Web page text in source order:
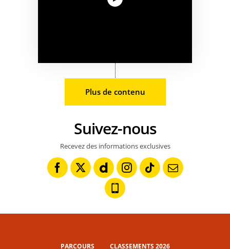
Plus de contenu
Suivez-nous
Recevez des informations exclusives
PARCOURS CLASSEMENTS 2026